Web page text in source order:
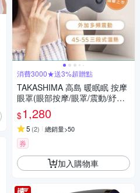
消費3000★送3%超贈點
TAKASHIMA 高島 暖眠眠 按摩
眼罩(眼部按摩/眼罩/震動/紓壓/
熱敷/禮物/M-203)
$1,280
5 (2) 總銷量>50
券
加入購物車